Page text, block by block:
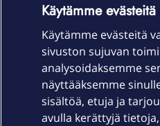
Laitteet & liittymät
Palvelut
Käytämme
Käytämme evästeitä
sivuston sujuvan
analysoidaksemme
näyttääksemme
sisältöä, etuja ja
avulla kerättyjä